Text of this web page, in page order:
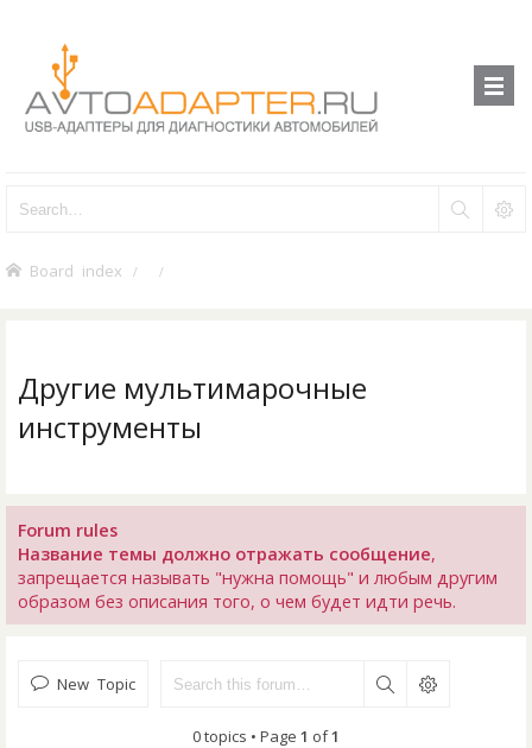
Board index
Другие мультимарочные
инструменты
Forum rules
Название темы должно отражать сообщение,
запрещается называть "нужна помощь" и любым другим
образом без описания того, о чем будет идти речь.
New Topic
0 topics • Page 1 of1